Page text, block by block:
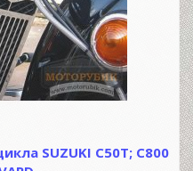
SUZUKI C50T; С800